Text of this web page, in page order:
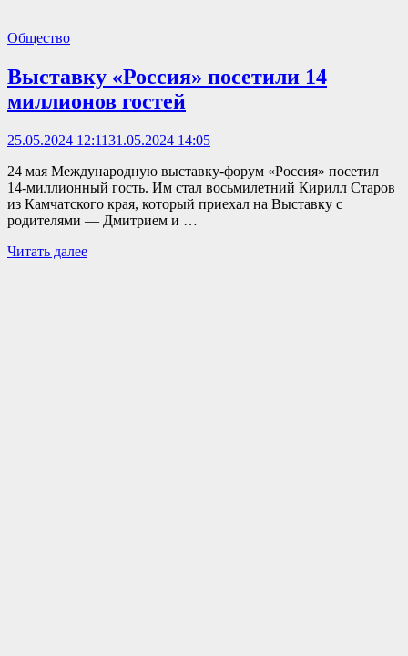
Общество
Выставку «Россия» посетили 14
миллионов гостей
25.05.2024 12:1131.05.2024 14:05
24 мая Международную выставку-форум «Россия» посетил
14-миллионный гость. Им стал восьмилетний Кирилл Старов
из Камчатского края, который приехал на Выставку с
родителями — Дмитрием и …
Читать далее